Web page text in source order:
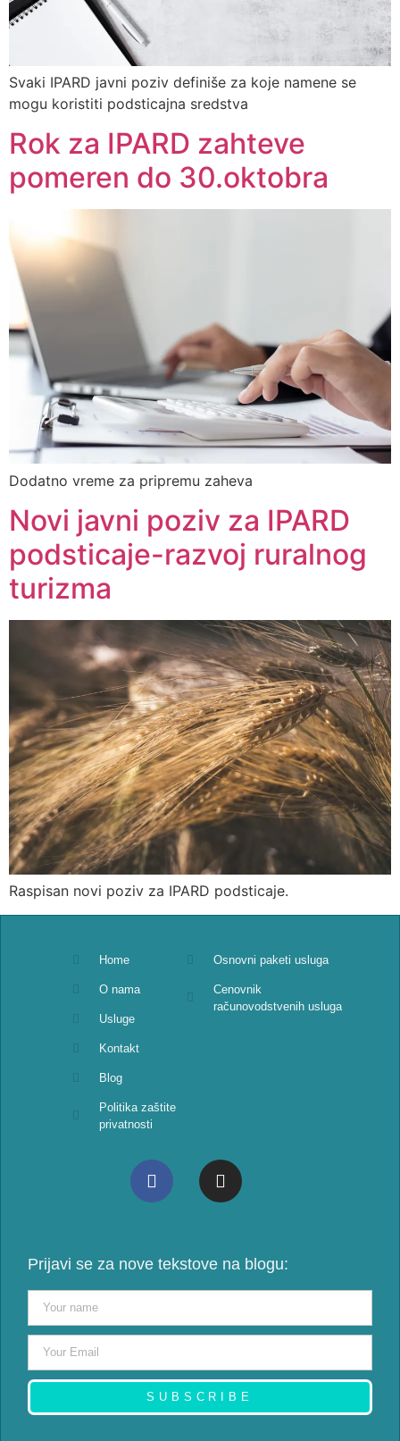
Svaki IPARD javni poziv definiše za koje namene se
mogu koristiti podsticajna sredstva
Rok za IPARD zahteve
pomeren do 30.oktobra
Dodatno vreme za pripremu zaheva
Novi javni poziv za IPARD
podsticaje-razvoj ruralnog
turizma
Raspisan novi poziv za IPARD podsticaje.
Home
O nama
Usluge
Kontakt
Blog
Politika zaštite
privatnosti
Osnovni paketi usluga
Cenovnik
računovodstvenih usluga
Prijavi se za nove tekstove na blogu:
SUBSCRIBE